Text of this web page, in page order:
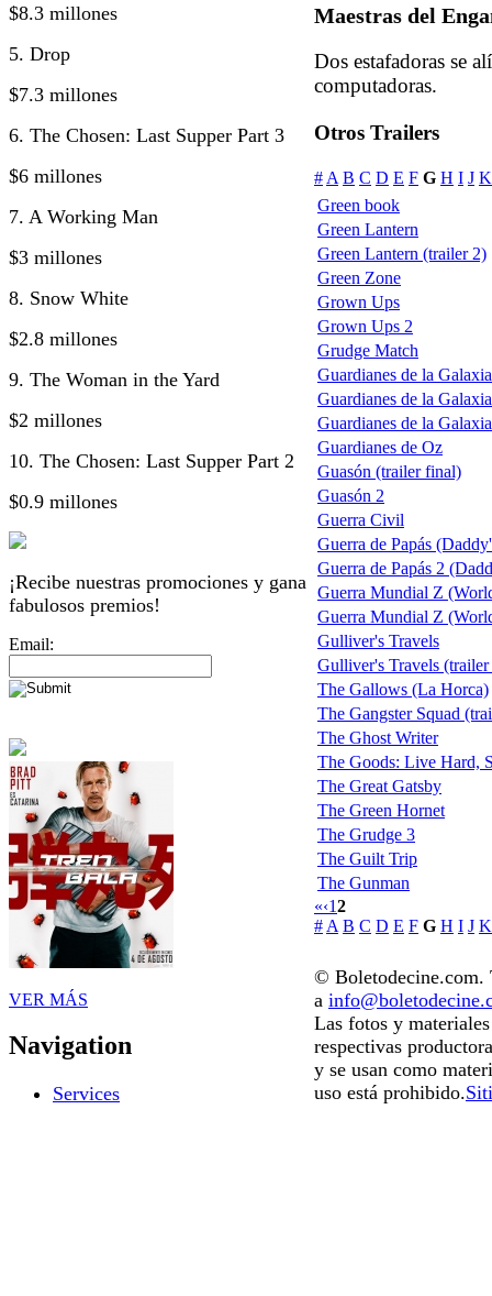
$8.3 millones
5. Drop
$7.3 millones
6. The Chosen: Last Supper Part 3
$6 millones
7. A Working Man
$3 millones
8. Snow White
$2.8 millones
9. The Woman in the Yard
$2 millones
10. The Chosen: Last Supper Part 2
$0.9 millones
¡Recibe nuestras promociones y gana
fabulosos premios!
Email:
VER MÁS
Navigation
Services
Maestras del
Dos estafadoras se
computadoras.
Otros Trailers
# A B C D E F G H I J K
Green book
Green Lantern
Green Lantern (trailer 2)
Green Zone
Grown Ups
Grown Ups 2
Grudge Match
Guardianes de la
Guardianes de la
Guardianes de la
Guardianes de Oz
Guasón (trailer final)
Guasón 2
Guerra Civil
Guerra de Papás
Guerra de Papás 2
Guerra Mundial Z
Guerra Mundial Z
Gulliver's Travels
Gulliver's Travels (trailer
The Gallows (La Horca)
The Gangster Squad
The Ghost Writer
The Goods: Live Hard,
The Great Gatsby
The Green Hornet
The Grudge 3
The Guilt Trip
The Gunman
«‹12
# A B C D E F G H I J K
© Boletodecine.com.
a
Las fotos y
respectivas
y se usan como
uso está prohibido.